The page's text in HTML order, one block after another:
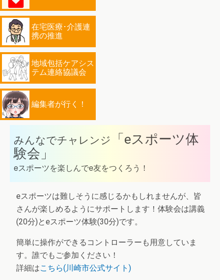
在宅医療･介護連
携の推進
地域包括ケアシス
テム連絡協議会
編集者が行く！
みんなでチャレンジ
「eスポーツ体
験会」
eスポーツを楽しんでe友をつくろう！
eスポーツは難しそうに感じるかもしれませんが、皆
さんが楽しめるようにサポートします！体験会は講義
(20分)とeスポーツ体験(30分)です。
簡単に操作ができるコントローラーも用意していま
す。誰でもご参加ください！
詳細はこちら(川崎市公式サイト)